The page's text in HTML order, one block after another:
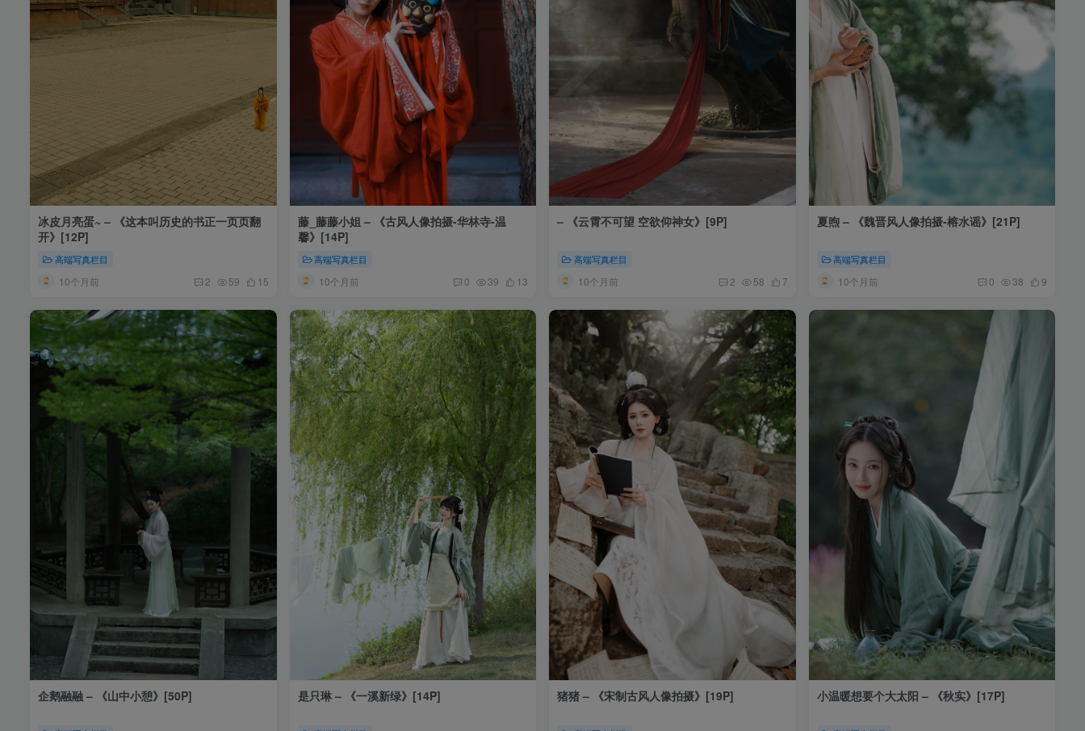
冰皮月亮蛋~ – 《这本叫历史的书正一页页翻
开》[12P]
高端写真栏目
10个月前 2 59 15
藤_藤藤小姐 – 《古风人像拍摄-华林寺-温
馨》[14P]
高端写真栏目
10个月前 0 39 13
– 《云霄不可望 空欲仰神女》[9P]
高端写真栏目
10个月前 2 58 7
夏煦 – 《魏晋风人像拍摄-榕水谣》[21P]
高端写真栏目
10个月前 0 38 9
企鹅融融 – 《山中小憩》[50P] 是只琳 – 《一溪新绿》[14P] 猪猪 – 《宋制古风人像拍摄》[19P] 小温暖想要个大太阳 – 《秋实》[17P]